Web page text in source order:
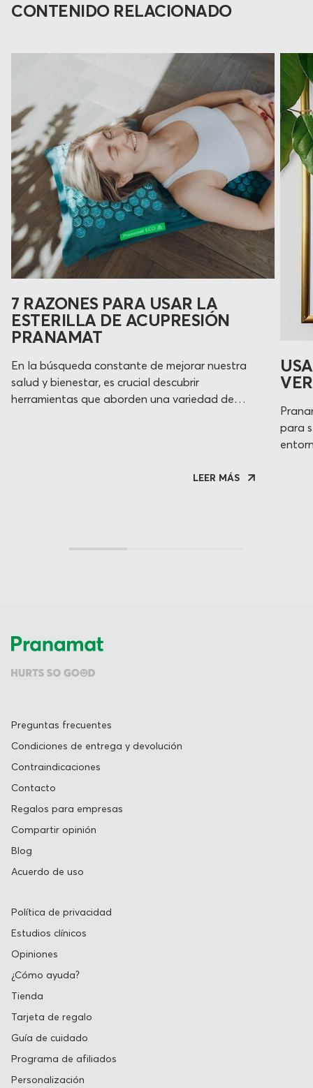
CONTENIDO RELACIONADO
7 RAZONES PARA USAR LA
ESTERILLA DE ACUPRESIÓN
PRANAMAT
En la búsqueda constante de mejorar nuestra
salud y bienestar, es crucial descubrir
herramientas que aborden una variedad de
exploraremos siete razones clave paraLEER MÁS
para
Preguntas frecuentes
Condiciones de entrega y devolución
Contraindicaciones
Contacto
Regalos para empresas
Compartir opinión
Blog
Acuerdo de uso
Política de privacidad
Estudios clínicos
Opiniones
¿Cómo ayuda?
Tienda
Tarjeta de regalo
Guía de cuidado
Programa de afiliados
Personalización